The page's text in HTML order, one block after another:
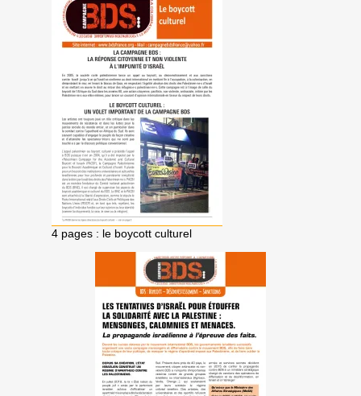
4 pages : le boycott culturel